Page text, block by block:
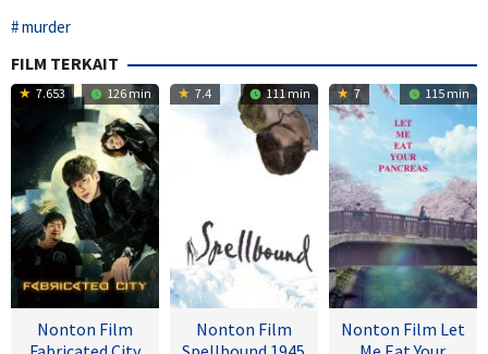
murder
FILM TERKAIT
7.653 126 min
Nonton Film
7.4 111 min
Nonton Film
7 115 min
Nonton Film Let